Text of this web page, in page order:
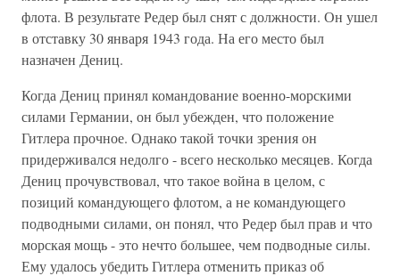
флота. В результате Редер был снят с должности. Он ушел
в отставку 30 января 1943 года. На его место был
назначен Дениц.
Когда Дениц принял командование военно-морскими
силами Германии, он был убежден, что положение
Гитлера прочное. Однако такой точки зрения он
придерживался недолго - всего несколько месяцев. Когда
Дениц прочувствовал, что такое война в целом, с
позиций командующего флотом, а не командующего
подводными силами, он понял, что Редер был прав и что
морская мощь - это нечто большее, чем подводные силы.
Ему удалось убедить Гитлера отменить приказ об